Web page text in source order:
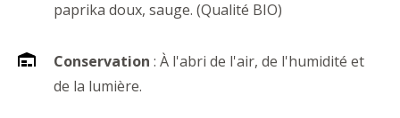
paprika doux, sauge. (Qualité BIO)
Conservation : À l'abri de l'air, de l'humidité et
de la lumière.